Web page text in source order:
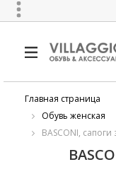
Главная страница
Обувь женская
BASCONI,